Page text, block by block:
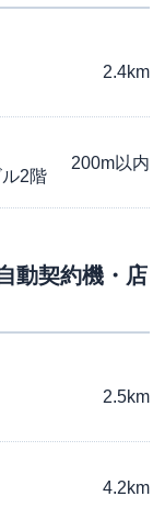
2.4km
2階
200m以内
動契約機・店
2.5km
4.2km